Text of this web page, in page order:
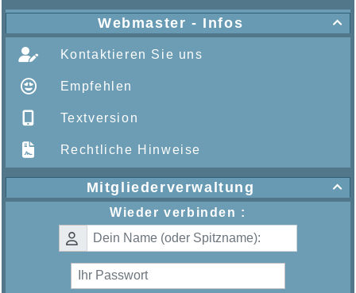

Webmaster - Infos
Kontaktieren Sie uns
Empfehlen
Textversion
Rechtliche Hinweise

Mitgliederverwaltung
Wieder verbinden :